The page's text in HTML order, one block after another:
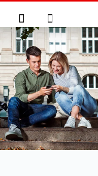
Suche Anmelden